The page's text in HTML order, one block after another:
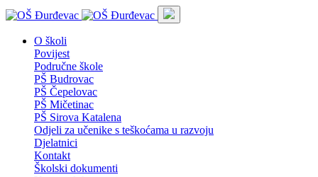
O školi
Povijest
Područne škole
PŠ Budrovac
PŠ Čepelovac
PŠ Mičetinac
PŠ Sirova Katalena
Odjeli za učenike s teškoćama u razvoju
Djelatnici
Kontakt
Školski dokumenti